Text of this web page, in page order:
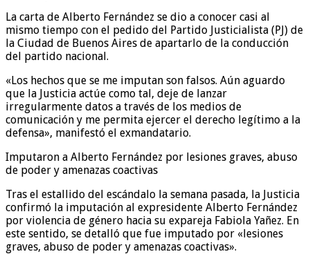
La carta de Alberto Fernández se dio a conocer casi al
mismo tiempo con el pedido del Partido Justicialista (PJ) de
la Ciudad de Buenos Aires de apartarlo de la conducción
del partido nacional.
«Los hechos que se me imputan son falsos. Aún aguardo
que la Justicia actúe como tal, deje de lanzar
irregularmente datos a través de los medios de
comunicación y me permita ejercer el derecho legítimo a la
defensa», manifestó el exmandatario.
Imputaron a Alberto Fernández por lesiones graves, abuso
de poder y amenazas coactivas
Tras el estallido del escándalo la semana pasada, la Justicia
confirmó la imputación al expresidente Alberto Fernández
por violencia de género hacia su expareja Fabiola Yañez. En
este sentido, se detalló que fue imputado por «lesiones
graves, abuso de poder y amenazas coactivas».